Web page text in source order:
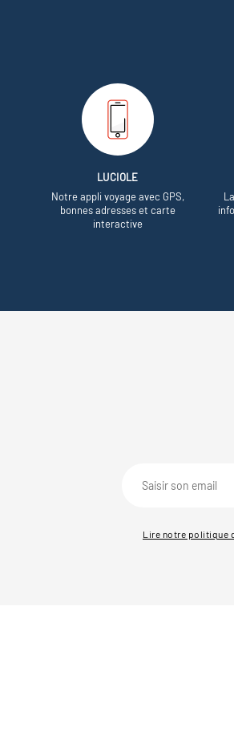
LUCIOLE
Notre appli voyage avec GPS,
bonnes adresses et carte
interactive
Lire notre politique